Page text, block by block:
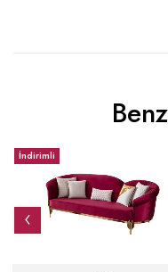
İndirimli